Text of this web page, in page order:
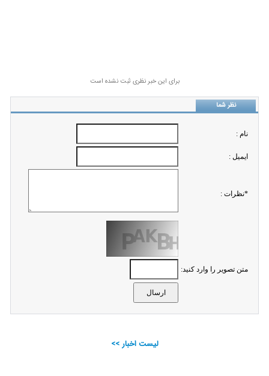
برای این خبر نظری ثبت نشده است
نظر شما
نام :
ايميل :
*نظرات :
متن تصویر را وارد کنید:
لیست اخبار >>